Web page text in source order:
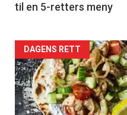
til en 5-retters meny
Forsiden
akkurat
nå
DAGENS RETT